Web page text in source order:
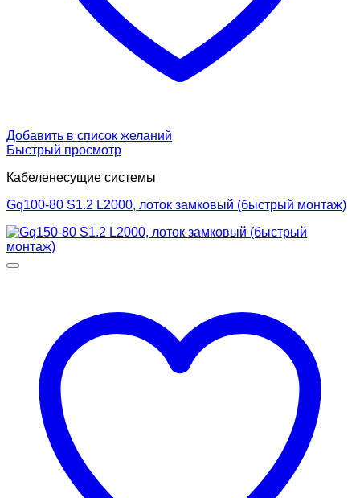
Добавить в список желаний
Быстрый просмотр
Кабеленесущие системы
Gq100-80 S1.2 L2000, лоток замковый (быстрый монтаж)